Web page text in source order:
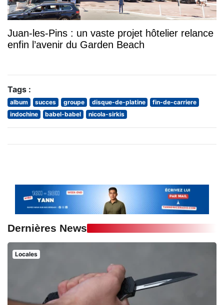
Juan-les-Pins : un vaste projet hôtelier relance
enfin l’avenir du Garden Beach
Tags :
album succes groupe disque-de-platine
fin-de-carriere
indochine
babel-babel nicola-sirkis
Dernières News
Locales